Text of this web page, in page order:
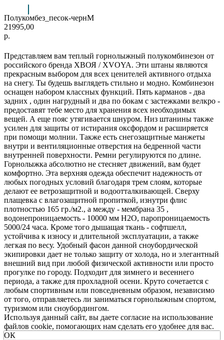
Полукомбез_песок-чернМ
21995,00
р.
Представляем вам теплый горнолыжный полукомбинезон от
российского бренда ХВОЯ / ХVOYA. Эти штаны являются
прекрасным выбором для всех ценителей активного отдыха
на снегу. Ты будешь выглядеть стильно и модно. Комбинезон
оснащен набором классных функций. Пять карманов - два
задних , один нагрудный и два по бокам с застежками велкро -
предоставят тебе место для хранения всех необходимых
вещей. А еще пояс утягивается шнуром. Низ штанины также
усилен для защиты от истирания оксфордом и расширяется
при помощи молнии. Также есть снегозащитные манжеты
внутри и вентиляционные отверстия на бедренной части
внутренней поверхности. Ремни регулируются по длине.
Горнолыжка абсолютно не стесняет движений, вам будет
комфортно. Эта верхняя одежда обеспечит надежность от
любых погодных условий благодаря трем слоям, которые
делают ее ветрозащитной и водоотталкивающей. Сверху
плащевка с влагозащитной пропиткой, изнутри флис
плотностью 165 гр./м2., а между - мембрана 35 ,
водонепроницаемость - 10000 мм H2O, паропроницаемость
5000/24 часа. Кроме того дышащая ткань - софтшелл,
устойчива к износу и длительной эксплуатации, а также
легкая по весу. Удобный фасон данной сноубордической
экипировки дает не только защиту от холода, но и элегантный
внешний вид при любой физической активности или просто
прогулке по городу. Подходит для зимнего и весеннего
периода, а также для прохладной осени. Круто сочетается с
любым спортивным или повседневным образом, независимо
от того, отправляетесь ли заниматься горнолыжным спортом,
туризмом или сноубордингом.
Используя данный сайт, вы даете согласие на использование
файлов cookie, помогающих нам сделать его удобнее для вас.
ОК